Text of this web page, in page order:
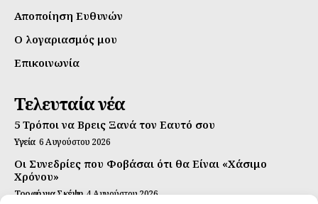
Αποποίηση Ευθυνών
Ο λογαριασμός μου
Επικοινωνία
Τελευταία νέα
5 Τρόποι να Βρεις Ξανά τον Εαυτό σου
Υγεία 6 Αυγούστου 2026
Οι Συνεδρίες που Φοβάσαι ότι θα Είναι «Χάσιμο
Χρόνου»
Τροφή για Σκέψη 4 Αυγούστου 2026